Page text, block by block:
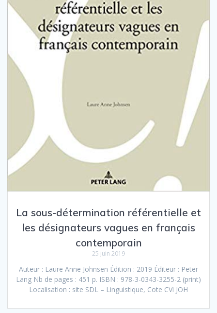
La sous-détermination référentielle et
les désignateurs vagues en français
contemporain
25 juin 2019
Auteur : Laure Anne Johnsen Édition : 2019 Éditeur : Peter
Lang Nb de pages : 451 p. ISBN : 978-3-0343-3255-2 (print)
Localisation : site SDL – Linguistique, Cote CVi JOH